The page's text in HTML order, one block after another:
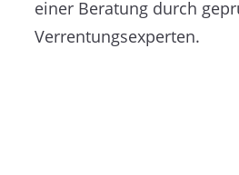
einer Beratung durch
Verrentungsexperten.